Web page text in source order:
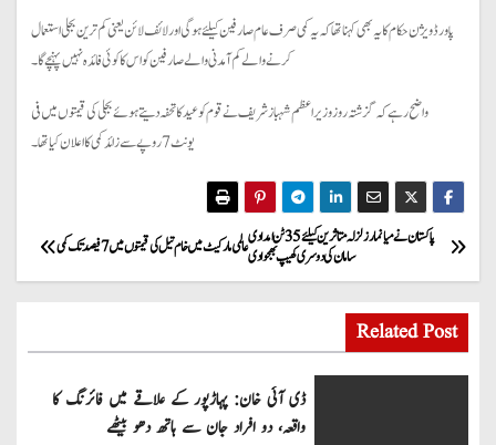
پاور ڈویژن حکام کایہ بھی کہنا تھا کہ یہ کمی صرف عام صارفین کیلئے ہوگی اور لائف لائن یعنی کم ترین بجلی استعمال
کرنے والے کم آمدنی والے صارفین کو اس کا کوئی فائدہ نہیں پہنچے گا۔
واضح رہے کہ گزشتہ روزوزیراعظم شہباز شریف نے قوم کو عید کاتحفہ دیتے ہوئے بجلی کی قیمتوں میں فی
یونٹ7روپے سے زائدکمی کااعلان کیا تھا۔
P
o
s
t
عالمی مارکیٹ میں خام تیل کی قیمتوں میں 7 فیصد تک کمیپاکستان نے میانمار زلزلہ متاثرین کیلئے 35 ٹن امدادی
سامان کی دوسری کھیپ بھجوادی
Related Post
ڈی آئی خان: پہاڑپور کے علاقے میں فائرنگ کا
واقعہ، دو افراد جان سے ہاتھ دھو بیٹھے